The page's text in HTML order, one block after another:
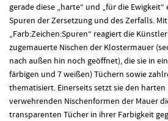
gerade diese „harte“ und „für die
Spuren der Zersetzung und des Zerfalls.
„Farb:Zeichen:Spuren“ reagiert die
zugemauerte Nischen der Klostermauer
nach außen hin noch geöffnet), die sie in
färbigen und 7 weißen) Tüchern sowie
thematisiert. Einerseits setzt sie den
verwehrenden Nischenformen der Mauer
transparenten Tücher in ihrer Farbigkeit